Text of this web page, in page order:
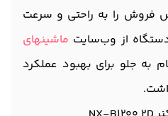
فروش را به راحتی و سرعت
از وب‌سایت ماشینهای
به جلو برای بهبود عملکرد